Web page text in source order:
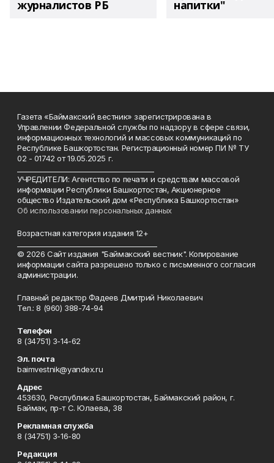
журналистов РБ напитки"
Газета «Баймакский вестник» зарегистрирована в
Управлении Федеральной службы по надзору в сфере связи,
информационных технологий и массовых коммуникаций по
Республике Башкортостан. Регистрационный номер ПИ № ТУ
02 - 01742 от 19.05.2025 г.
УЧРЕДИТЕЛИ: Агентство по печати и средствам массовой
информации Республики Башкортостан, Акционерное
общество Издательский дом «Республика Башкортостан»
Об использовании персональных данных
Возрастная категория издания 12+
© 2026 Сайт издания "Баймакский вестник". Копирование
информации сайта разрешено только с письменного согласия
администрации.
Главный редактор Фадеев Дмитрий Николаевич
Тел.: 8 (960) 388-74-94
Телефон
8 (34751) 3-14-62
Эл. почта
baimvestnik@yandex.ru
Адрес
453630, Республика Башкортостан, Баймакский район, г.
Баймак, пр-т С. Юлаева, 38
Рекламная служба
8 (34751) 3-16-80
Редакция